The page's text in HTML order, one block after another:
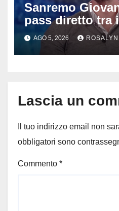
Sanremo
pass diretto tra
rivoluzione di
Martino
AGO 5, 2026
Lascia un
Il tuo indirizzo email non
obbligatori sono
Commento *